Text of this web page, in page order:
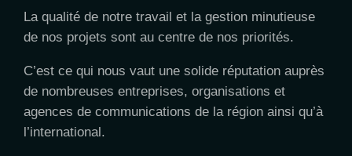
La qualité de notre travail et la gestion minutieuse
de nos projets sont au centre de nos priorités.
C’est ce qui nous vaut une solide réputation auprès
de nombreuses entreprises, organisations et
agences de communications de la région ainsi qu’à
l’international.